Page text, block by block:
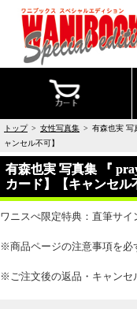
トップ> 女性写真集 > 有森也実 写
ャンセル不可】
有森也実 写真集 『
カード】【キャンセル
ワニスぺ限定特典：直筆サイ
※商品ページの注意事項を必
※ご注文後の返品・キャンセ